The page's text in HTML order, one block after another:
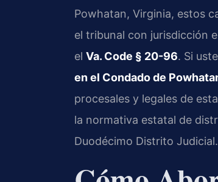
Powhatan, Virginia, estos
el tribunal con jurisdicción
el Va. Code § 20-96. Si
en el Condado de
procesales y legales de
la normativa estatal de
Duodécimo Distrito